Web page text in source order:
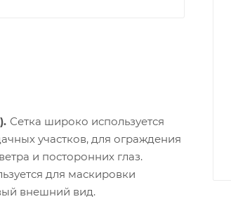
Сетка широко используется
участков, для ограждения
и посторонних глаз.
для маскировки
внешний вид.